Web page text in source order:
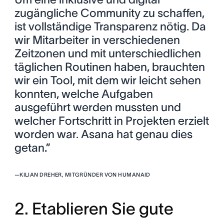
zugängliche Community zu schaffen,
ist vollständige Transparenz nötig. Da
wir Mitarbeiter in verschiedenen
Zeitzonen und mit unterschiedlichen
täglichen Routinen haben, brauchten
wir ein Tool, mit dem wir leicht sehen
konnten, welche Aufgaben
ausgeführt werden mussten und
welcher Fortschritt in Projekten erzielt
worden war. Asana hat genau dies
getan.”
—KILIAN DREHER, MITGRÜNDER VON HUMANAID
2. Etablieren Sie gute